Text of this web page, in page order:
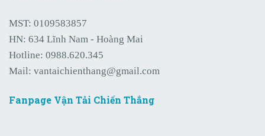
MST: 0109583857
HN: 634 Lĩnh Nam - Hoàng Mai
Hotline: 0988.620.345
Mail: vantaichienthang@gmail.com
Fanpage Vận Tải Chiến Thắng